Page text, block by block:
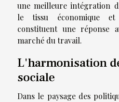
une meilleure intégration
le tissu économique
constituent une réponse
marché du travail.
L'harmonisation
sociale
Dans le paysage des